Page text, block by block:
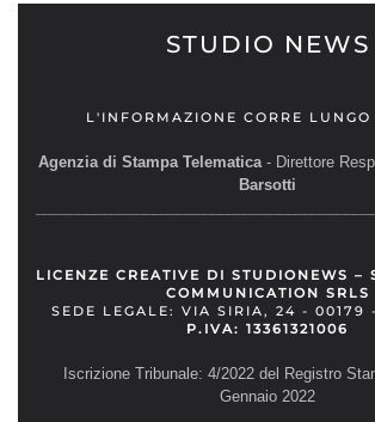
STUDIO NEWS
L'INFORMAZIONE CORRE LUNGO
Agenzia di Stampa Telematica- Direttore
Barsotti
LICENZE CREATIVE DI STUDIONEWS –
COMMUNICATION SRLS
SEDE LEGALE: VIA SIRIA, 24 - 00179
P.IVA: 13361321006
Iscrizione Tribunale: 4/2022 del Registro
Gennaio 2022